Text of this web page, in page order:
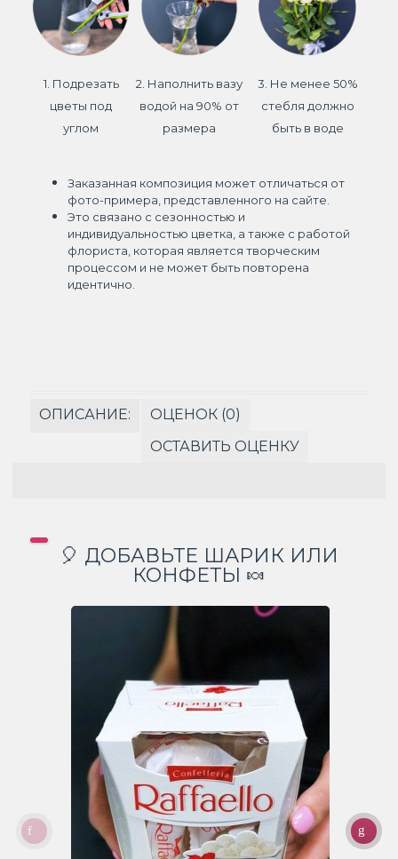
1. Подрезать
цветы под
углом
2. Наполнить вазу
водой на 90% от
размера
3. Не менее 50%
стебля должно
быть в воде
Заказанная композиция может отличаться от
фото-примера, представленного на сайте.
Это связано с сезонностью и
индивидуальностью цветка, а также с работой
флориста, которая является творческим
процессом и не может быть повторена
идентично.
ОПИСАНИЕ:
ОЦЕНОК (0)
ОСТАВИТЬ ОЦЕНКУ
🎈 ДОБАВЬТЕ ШАРИК ИЛИ
КОНФЕТЫ 🍬